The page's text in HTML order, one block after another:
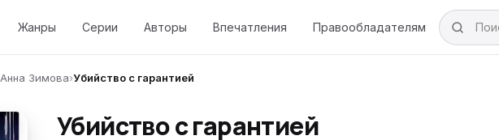
Жанры Серии Авторы Впечатления Правообладателям
Анна Зимова›Убийство с гарантией
Убийство с гарантией